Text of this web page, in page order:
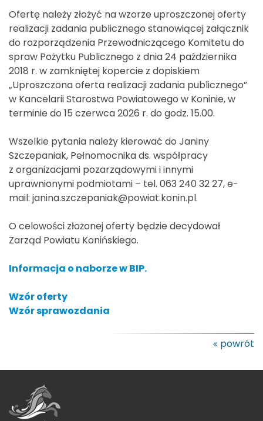
Ofertę należy złożyć na wzorze uproszczonej oferty
realizacji zadania publicznego stanowiącej załącznik
do rozporządzenia Przewodniczącego Komitetu do
spraw Pożytku Publicznego z dnia 24 października
2018 r. w zamkniętej kopercie z dopiskiem
„Uproszczona oferta realizacji zadania publicznego”
w Kancelarii Starostwa Powiatowego w Koninie, w
terminie do 15 czerwca 2026 r. do godz. 15.00.
Wszelkie pytania należy kierować do Janiny
Szczepaniak, Pełnomocnika ds. współpracy
z organizacjami pozarządowymi i innymi
uprawnionymi podmiotami – tel. 063 240 32 27, e-
mail: janina.szczepaniak@powiat.konin.pl.
O celowości złożonej oferty będzie decydował
Zarząd Powiatu Konińskiego.
Informacja o naborze w BIP.
Wzór oferty
Wzór sprawozdania
powrót